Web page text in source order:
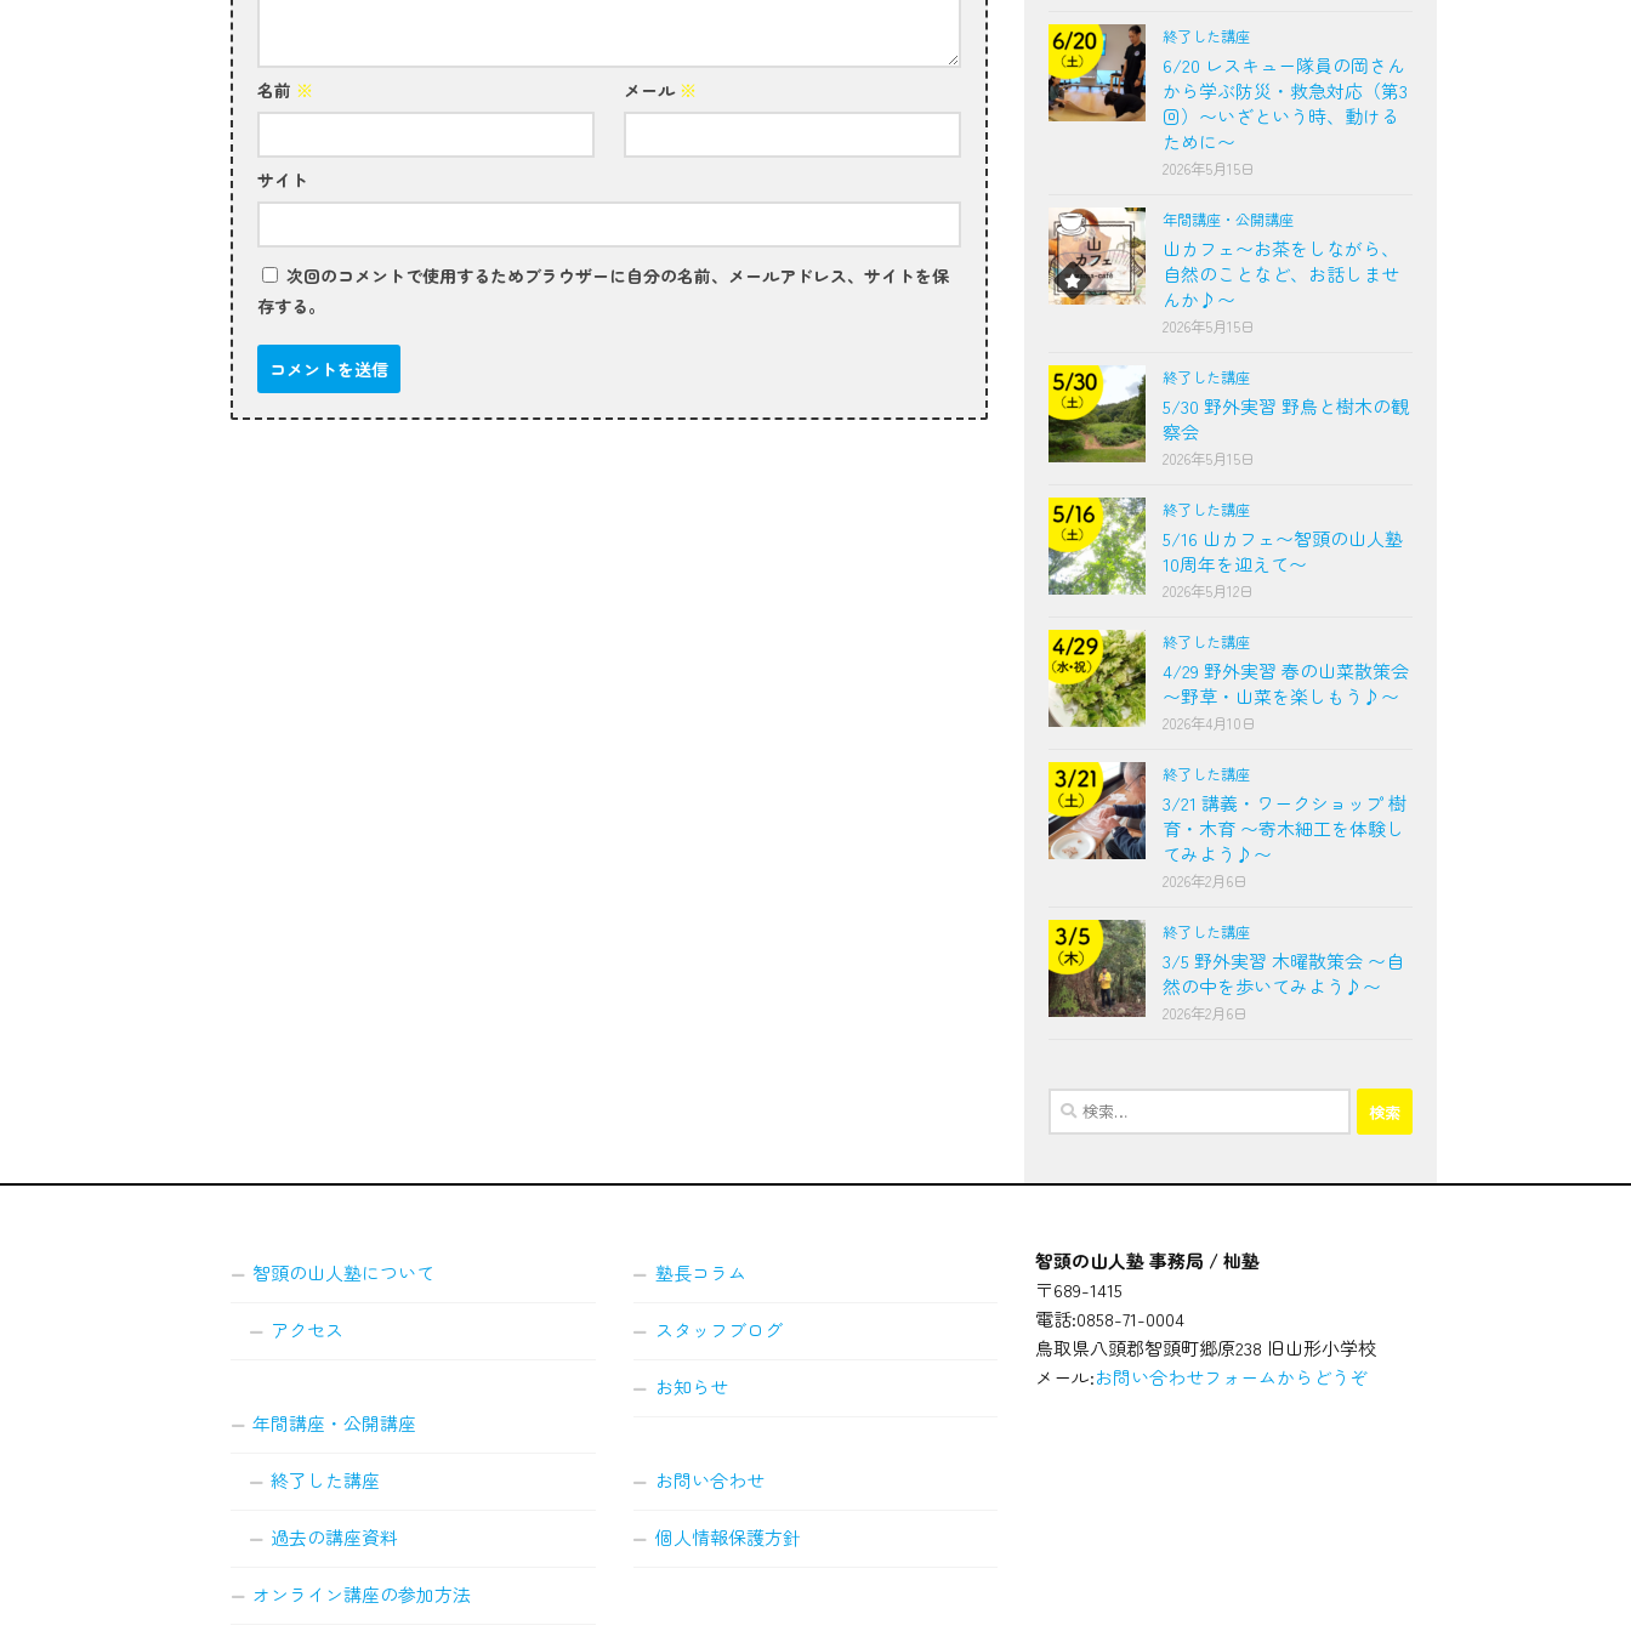
名前 ※ メール ※
サイト
次回のコメントで使用するためブラウザーに自分の名前、メールアドレス、サイトを保
存する。
終了した講座
6/20 レスキュー隊員の岡さん
から学ぶ防災・救急対応（第3
回）〜いざという時、動ける
ために〜
2026年5月15日
年間講座・公開講座
山カフェ〜お茶をしながら、
自然のことなど、お話しませ
んか♪〜
2026年5月15日
終了した講座
5/30 野外実習 野鳥と樹木の観
察会
2026年5月15日
終了した講座
5/16 山カフェ〜智頭の山人塾
10周年を迎えて〜
2026年5月12日
終了した講座
4/29 野外実習 春の山菜散策会
〜野草・山菜を楽しもう♪〜
2026年4月10日
終了した講座
3/21 講義・ワークショップ 樹
育・木育 〜寄木細工を体験し
てみよう♪〜
2026年2月6日
終了した講座
3/5 野外実習 木曜散策会 〜自
然の中を歩いてみよう♪〜
2026年2月6日
検
索:
智頭の山人塾について
アクセス
年間講座・公開講座
終了した講座
過去の講座資料
オンライン講座の参加方法
塾長コラム
スタッフブログ
お知らせ
お問い合わせ
個人情報保護方針
智頭の山人塾 事務局 / 杣塾
〒689-1415
電話:0858-71-0004
鳥取県八頭郡智頭町郷原238 旧山形小学校
メール:お問い合わせフォームからどうぞ